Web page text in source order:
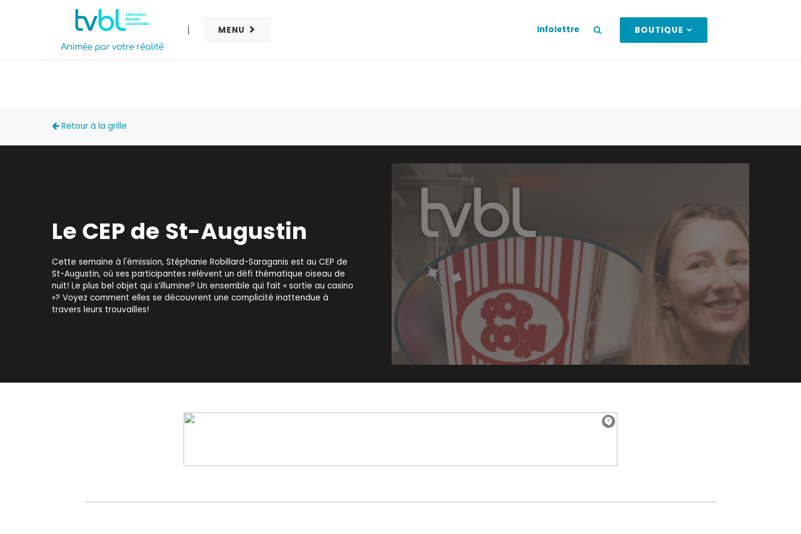
MENU Infolettre BOUTIQUE
Retour à la grille
Le CEP de St-Augustin
Cette semaine à l'émission, Stéphanie Robillard-Saraganis est au CEP de
St-Augustin, où ses participantes relèvent un défi thématique oiseau de
nuit! Le plus bel objet qui s’illumine? Un ensemble qui fait « sortie au casino
»? Voyez comment elles se découvrent une complicité inattendue à
travers leurs trouvailles!